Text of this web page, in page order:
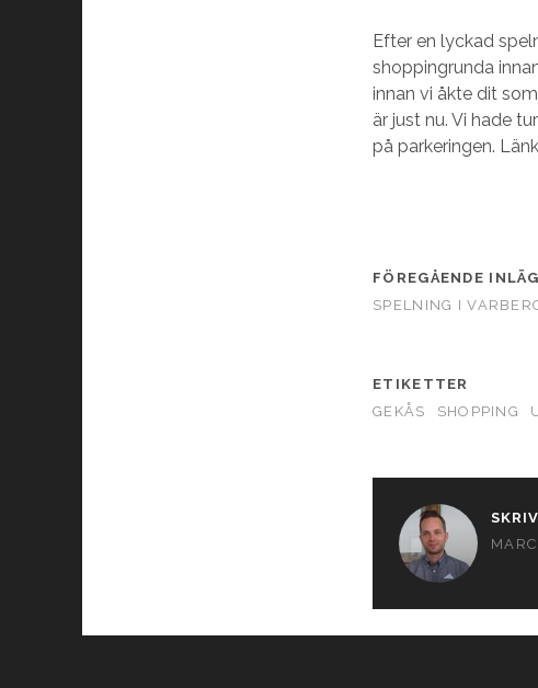
Efter en lyckad
shoppingrunda
innan vi åkte dit
är just nu. Vi hade
på parkeringen.
FÖREGÅENDE
SPELNING I
ETIKETTER
GEKÅS
SHOPPING